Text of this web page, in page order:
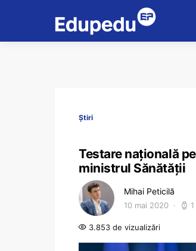
Știri
Testare națională
ministrul Sănătății
Mihai Peticilă
10 mai 2020
3.853 de vizualizări